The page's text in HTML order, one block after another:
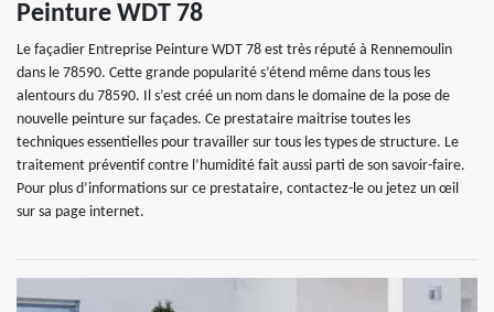
Peinture WDT 78
Le façadier Entreprise Peinture WDT 78 est très réputé à Rennemoulin
dans le 78590. Cette grande popularité s’étend même dans tous les
alentours du 78590. Il s’est créé un nom dans le domaine de la pose de
nouvelle peinture sur façades. Ce prestataire maitrise toutes les
techniques essentielles pour travailler sur tous les types de structure. Le
traitement préventif contre l’humidité fait aussi parti de son savoir-faire.
Pour plus d’informations sur ce prestataire, contactez-le ou jetez un œil
sur sa page internet.